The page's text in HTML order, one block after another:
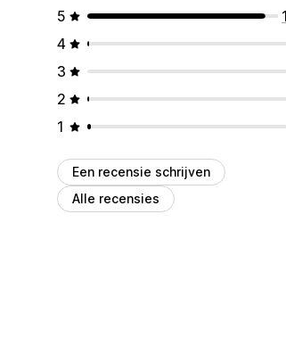
5
4
3
2
1
Een recensie schrijven
Alle recensies